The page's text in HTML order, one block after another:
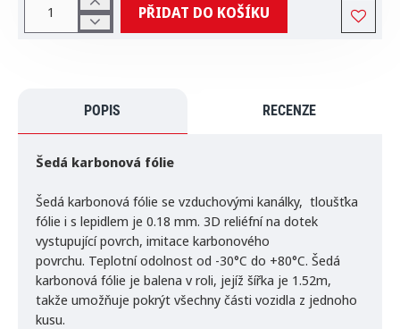
PŘIDAT DO KOŠÍKU
POPIS RECENZE
Šedá karbonová fólie
Šedá karbonová fólie se vzduchovými kanálky, tloušťka
fólie i s lepidlem je 0.18 mm. 3D reliéfní na dotek
vystupující povrch, imitace karbonového
povrchu. Teplotní odolnost od -30°C do +80°C. Šedá
karbonová fólie je balena v roli, jejíž šířka je 1.52m,
takže umožňuje pokrýt všechny části vozidla z jednoho
kusu.